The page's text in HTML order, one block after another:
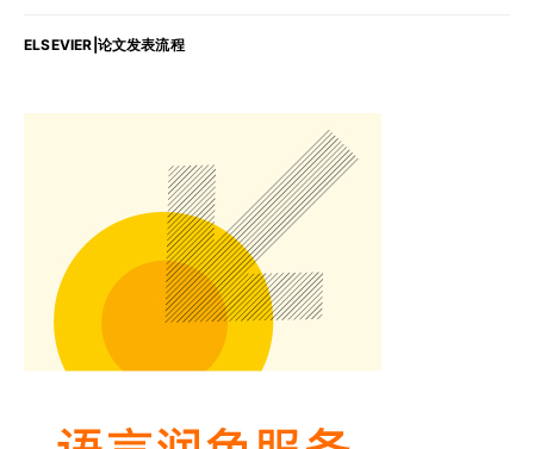
ELSEVIER|论文发表流程